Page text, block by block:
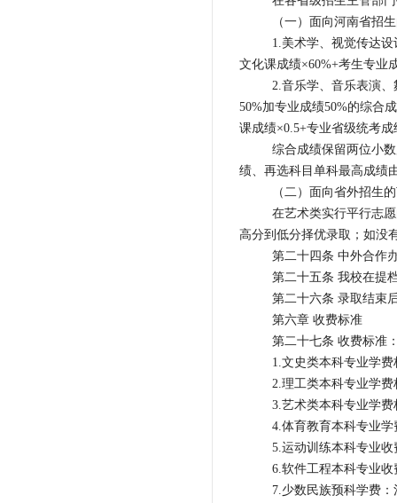
（一）面向河南省招
1.美术学、视觉传达
文化课成绩×60%+考生专业
2.音乐学、音乐表演
50%加专业成绩50%的综合
课成绩×0.5+专业省级统考成
综合成绩保留两位小
绩、再选科目单科最高成绩
（二）面向省外招生
在艺术类实行平行志
高分到低分择优录取；如没
第二十四条 中外合作
第二十五条 我校在提
第二十六条 录取结束
第六章 收费标准
第二十七条 收费标准
1.文史类本科专业学费
2.理工类本科专业学
3.艺术类本科专业学费
4.体育教育本科专业学
5.运动训练本科专业收
6.软件工程本科专业收
7.少数民族预科学费